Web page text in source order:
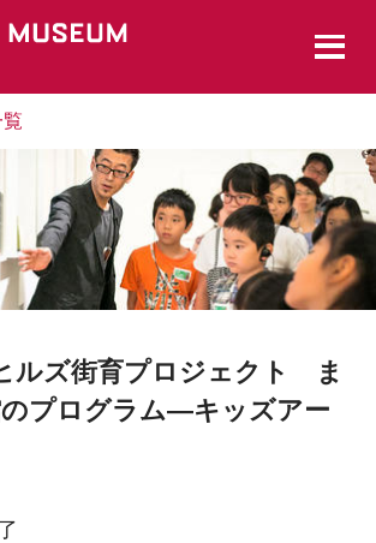
ルズ街育プロジェクト ま
プログラム―キッズアー